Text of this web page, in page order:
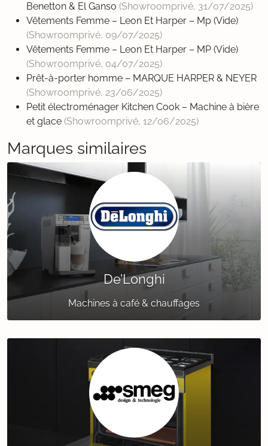
Benetton & El Ganso (Showroomprivé, 31/07/2025)
Vêtements Femme – Leon Et Harper – Mp (Vide)
(Showroomprivé, 09/07/2025)
Vêtements Femme – Leon Et Harper – MP (Vide)
(Showroomprivé, 04/07/2025)
Prêt-à-porter homme – MARQUE HARPER & NEYER
(Showroomprivé, 23/06/2025)
Petit électroménager Kitchen Cook – Machine à bière
et glace (Showroomprivé, 12/06/2025)
Marques similaires
De’Longhi
Machines à café & chauffages